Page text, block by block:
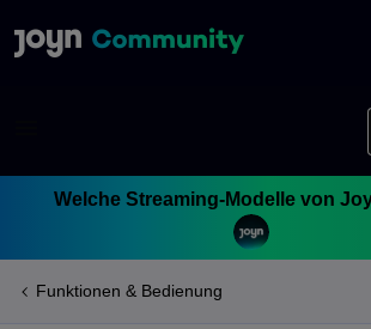
Welche Streaming-Modelle von
Funktionen & Bedienung